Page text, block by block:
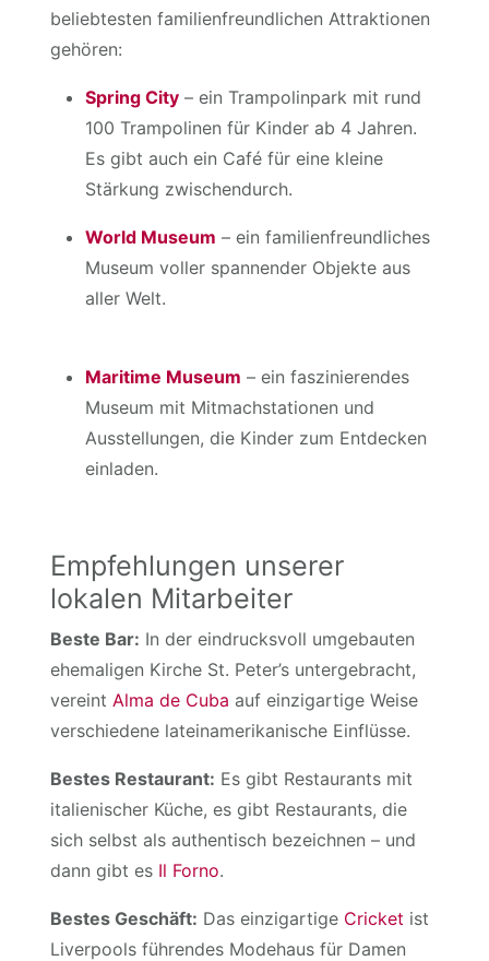
beliebtesten familienfreundlichen Attraktionen
gehören:
Spring City – ein Trampolinpark mit rund
100 Trampolinen für Kinder ab 4 Jahren.
Es gibt auch ein Café für eine kleine
Stärkung zwischendurch.
World Museum – ein familienfreundliches
Museum voller spannender Objekte aus
aller Welt.
Maritime Museum – ein faszinierendes
Museum mit Mitmachstationen und
Ausstellungen, die Kinder zum Entdecken
einladen.
Empfehlungen unserer
lokalen Mitarbeiter
Beste Bar: In der eindrucksvoll umgebauten
ehemaligen Kirche St. Peter’s untergebracht,
vereintAlma de Cuba auf einzigartige Weise
verschiedene lateinamerikanische Einflüsse.
Bestes Restaurant: Es gibt Restaurants mit
italienischer Küche, es gibt Restaurants, die
sich selbst als authentisch bezeichnen – und
dann gibt es Il Forno.
Bestes Geschäft: Das einzigartige Cricket ist
Liverpools führendes Modehaus für Damen